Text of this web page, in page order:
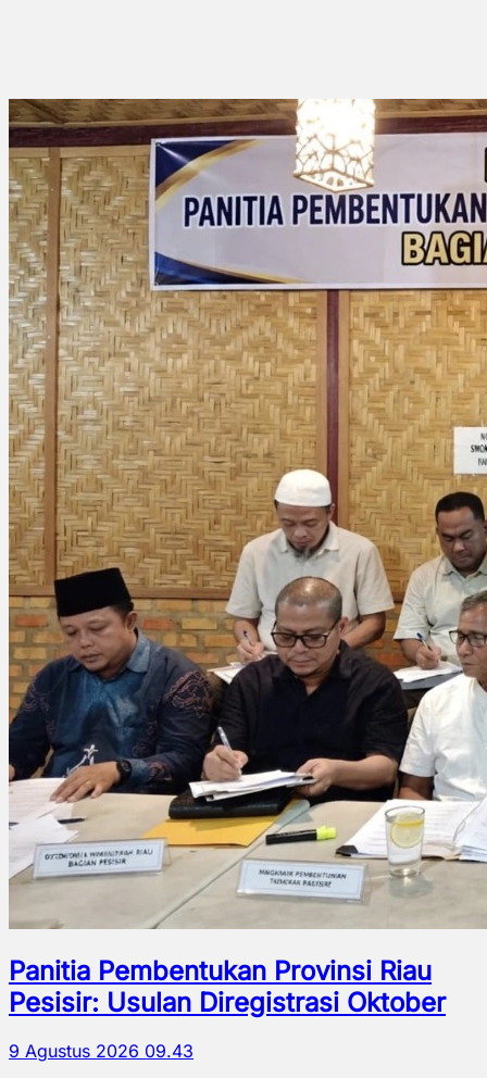
Panitia Pembentukan Provinsi Riau
Pesisir: Usulan Diregistrasi Oktober
9 Agustus 2026 09.43